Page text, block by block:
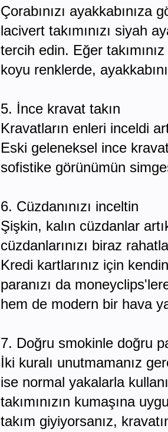
Çorabınızı ayakkabınıza
lacivert takımınızı siyah
tercih edin. Eğer
koyu renklerde,
5. İnce kravat takın
Kravatların enleri inceldi
Eski geleneksel ince
sofistike görünümün
6. Cüzdanınızı inceltin
Şişkin, kalın cüzdanlar
cüzdanlarınızı biraz
Kredi kartlarınız için
paranızı da
hem de modern bir hava
7. Doğru smokinle doğru
İki kuralı unutmamanız
ise normal yakalarla
takımınızın kumaşına
takım giyiyorsanız,